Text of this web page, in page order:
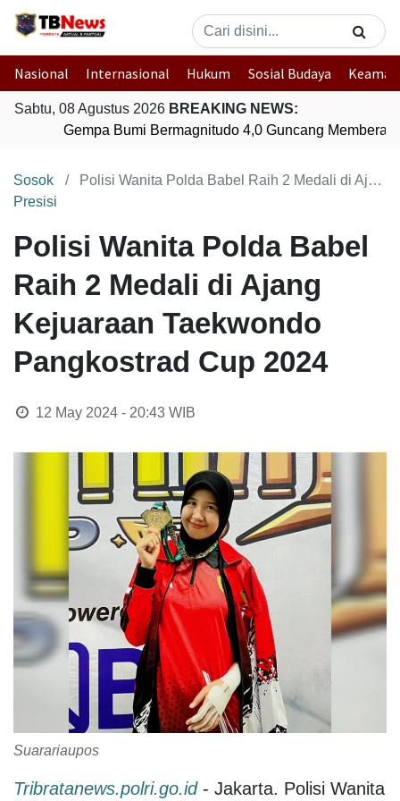
Nasional Internasional Hukum Sosial Budaya
Sabtu, 08 Agustus 2026 BREAKING NEWS:
Gempa Bumi Bermagnitudo 4,0 Guncang
Sosok
Presisi
Polisi Wanita Polda Babel Raih 2 Medali di Ajang Kejuaraan Taekwondo Pangkostrad Cup 2024
Polisi Wanita Polda Babel
Raih 2 Medali di Ajang
Kejuaraan Taekwondo
Pangkostrad Cup 2024
12 May 2024 - 20:43WIB
Suarariaupos
Tribratanews.polri.go.id- Jakarta. Polisi Wanita